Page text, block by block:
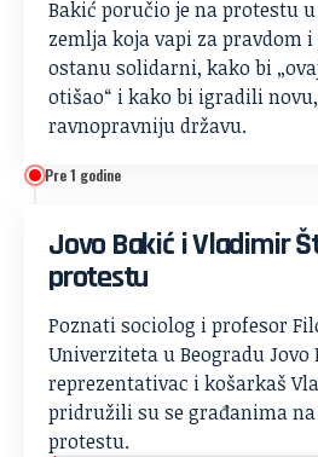
Bakić poručio je na protestu
zemlja koja vapi za pravdom
ostanu solidarni, kako bi
otišao“ i kako bi igradili
ravnopravniju državu.
Pre 1 godine
Jovo Bakić i Vladimir
protestu
Poznati sociolog i profesor
Univerziteta u Beogradu
reprezentativac i košarkaš
pridružili su se građanima
protestu.